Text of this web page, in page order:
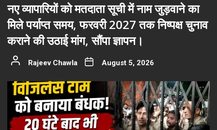
नए व्यापारियों को मतदाता सूची में नाम जुड़वाने का
मिले पर्याप्त समय, फरवरी 2027 तक निष्पक्ष चुनाव
कराने की उठाई मांग, सौंपा ज्ञापन।
Rajeev Chawla August 5, 2026